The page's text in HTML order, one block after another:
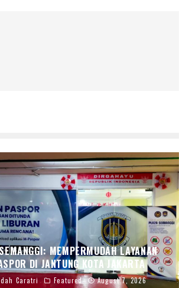
MEMPERMUDAH LAYANAN
DI JANTUNG KOTA JAKARTA
Caratri Featured August 7, 2026